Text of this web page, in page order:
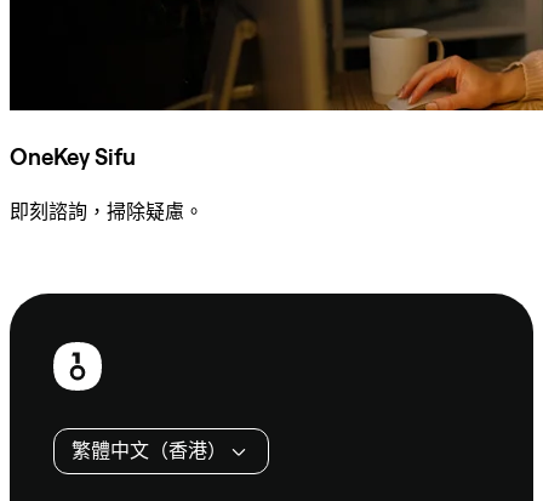
OneKey Sifu
即刻諮詢，掃除疑慮。
頁
繁體中文（香港）